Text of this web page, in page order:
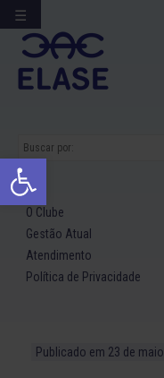
Abrir a barra
Ir
para
conteúdo
O Clube
Gestão Atual
Atendimento
Política de Privacidade
Publicado em 23 de
☰